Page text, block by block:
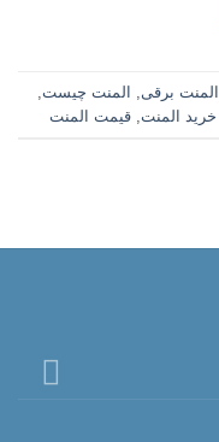
المنت برقی المنت چیست
خرید المنت قیمت المنت